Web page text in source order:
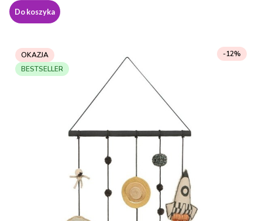
Do koszyka
OKAZJA
BESTSELLER
-12%